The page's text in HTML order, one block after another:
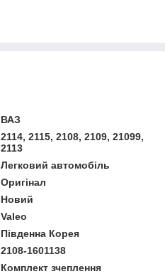
ВАЗ
2114, 2115, 2108, 2109, 21099,
2113
Легковий автомобіль
Оригінал
Новий
Valeo
Південна Корея
2108-1601138
Комплект зчеплення